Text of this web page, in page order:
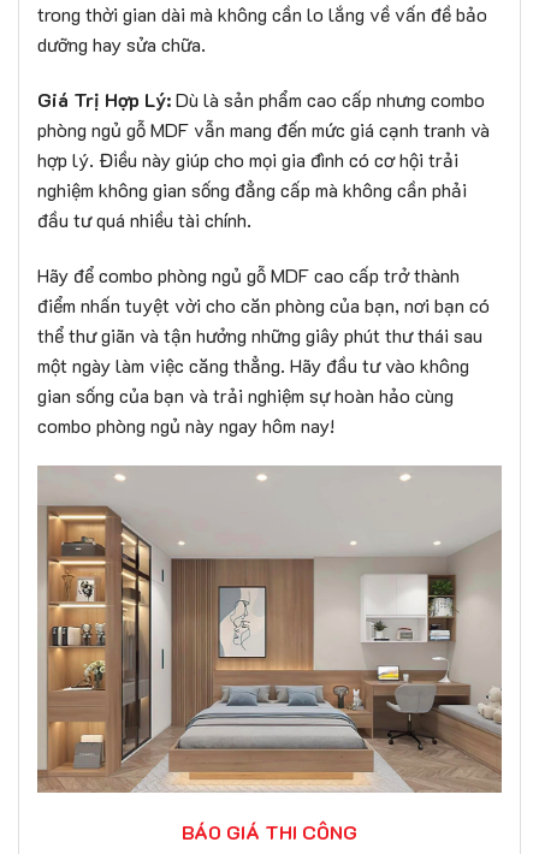
trong thời gian dài mà không cần lo lắng về vấn đề bảo
dưỡng hay sửa chữa.
Giá Trị Hợp Lý:Dù là sản phẩm cao cấp nhưng combo
phòng ngủ gỗ MDF vẫn mang đến mức giá cạnh tranh và
hợp lý. Điều này giúp cho mọi gia đình có cơ hội trải
nghiệm không gian sống đẳng cấp mà không cần phải
đầu tư quá nhiều tài chính.
Hãy để combo phòng ngủ gỗ MDF cao cấp trở thành
điểm nhấn tuyệt vời cho căn phòng của bạn, nơi bạn có
thể thư giãn và tận hưởng những giây phút thư thái sau
một ngày làm việc căng thẳng. Hãy đầu tư vào không
gian sống của bạn và trải nghiệm sự hoàn hảo cùng
combo phòng ngủ này ngay hôm nay!
BÁO GIÁ THI CÔNG